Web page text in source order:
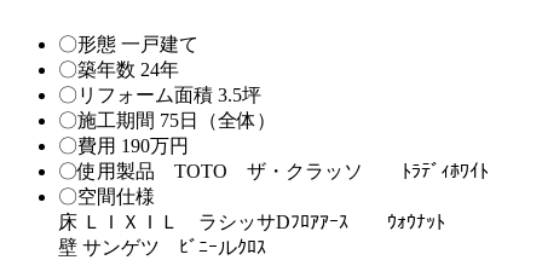
〇形態 一戸建て
〇築年数 24年
〇リフォーム面積 3.5坪
〇施工期間 75日（全体）
〇費用 190万円
〇使用製品 TOTO ザ・クラッソ ﾄﾗﾃﾞｨﾎﾜｲﾄ
〇空間仕様
床 ＬＩＸＩＬ ラシッサDﾌﾛｱｱｰｽ ｳｫｳﾅｯﾄ
壁 サンゲツ ﾋﾞﾆｰルｸﾛｽ